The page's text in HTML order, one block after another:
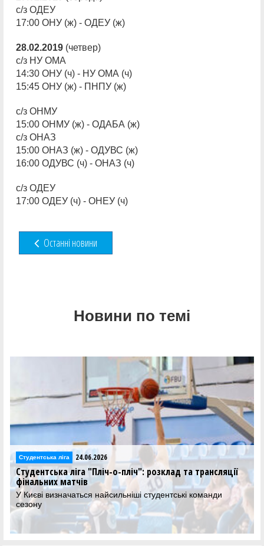
с/з ОДЕУ
17:00 ОНУ (ж) - ОДЕУ (ж)
28.02.2019 (четвер)
с/з НУ ОМА
14:30 ОНУ (ч) - НУ ОМА (ч)
15:45 ОНУ (ж) - ПНПУ (ж)
с/з ОНМУ
15:00 ОНМУ (ж) - ОДАБА (ж)
с/з ОНАЗ
15:00 ОНАЗ (ж) - ОДУВС (ж)
16:00 ОДУВС (ч) - ОНАЗ (ч)
с/з ОДЕУ
17:00 ОДЕУ (ч) - ОНЕУ (ч)
Останні новини
Новини по темі
Студентська ліга 24.06.2026
Студентська ліга "Пліч-о-пліч": розклад та трансляції
фінальних матчів
У Києві визначаться найсильніші студентські команди
сезону